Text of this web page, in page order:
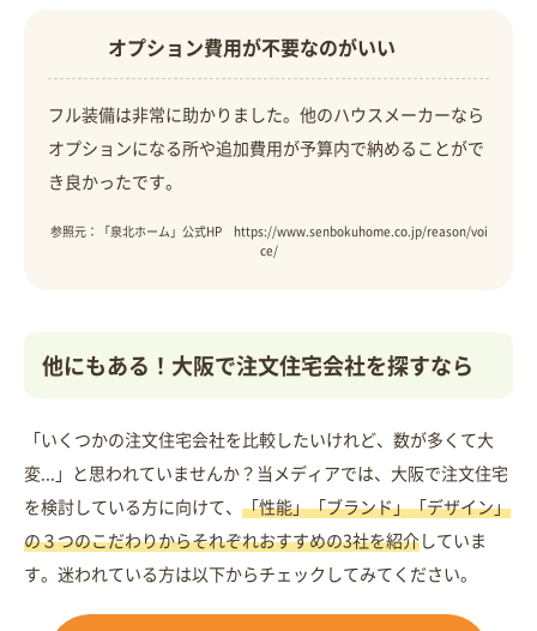
オプション費用が不要なのがいい
フル装備は非常に助かりました。他のハウスメーカーなら
オプションになる所や追加費用が予算内で納めることがで
き良かったです。
参照元：「泉北ホーム」公式HP https://www.senbokuhome.co.jp/reason/voi
ce/
他にもある！大阪で注文住宅会社を探すなら
「いくつかの注文住宅会社を比較したいけれど、数が多くて大
変...」と思われていませんか？当メディアでは、大阪で注文住宅
を検討している方に向けて、 「性能」「ブランド」「デザイン」
の３つのこだわりからそれぞれおすすめの3社を紹介していま
す。迷われている方は以下からチェックしてみてください。